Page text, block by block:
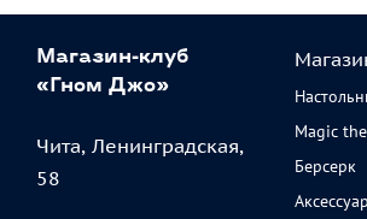
Магазин-клуб
«Гном Джо»
Чита, Ленинградская,
58
Magic
Берсерк